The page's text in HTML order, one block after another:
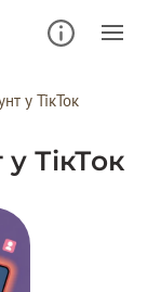
у ТікТок
ТікТок